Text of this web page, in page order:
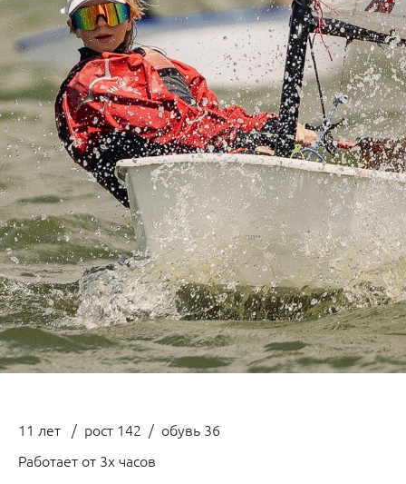
11 лет / рост 142 / обувь 36
Работает от 3х часов